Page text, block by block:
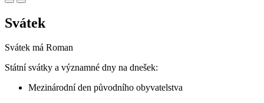
Svátek
Svátek má Roman
Státní svátky a významné dny na dnešek:
Mezinárodní den původního obyvatelstva